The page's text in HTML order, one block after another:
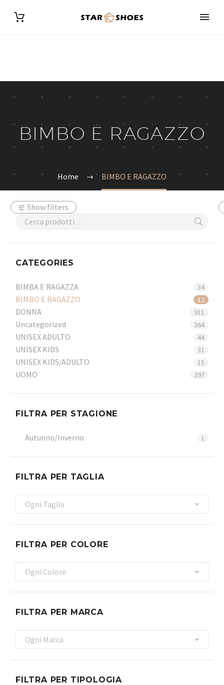
BIMBO E RAGAZZO
Home BIMBO E RAGAZZO
Show filters
CATEGORIES
BIMBA E RAGAZZA 34
BIMBO E RAGAZZO 12
DONNA 911
Uncategorized 264
UNISEX ADULTO 44
UNISEX KIDS 31
UNISEX KIDS/ADULTO 15
UOMO 397
FILTRA PER STAGIONE
Autunno/Inverno 1
FILTRA PER TAGLIA
Ogni Taglia
FILTRA PER COLORE
Ogni Colore
FILTRA PER MARCA
Ogni Marca
FILTRA PER TIPOLOGIA